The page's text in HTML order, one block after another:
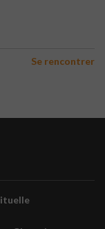
Se rencontrer